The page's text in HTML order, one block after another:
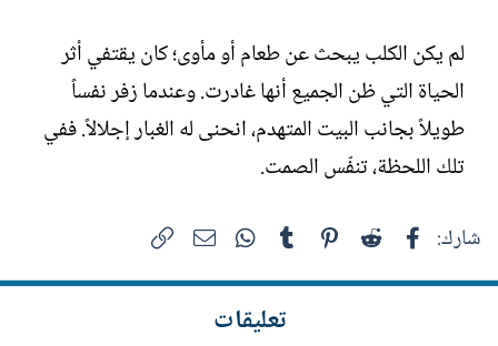
لم يكن الكلب يبحث عن طعام أو مأوى؛ كان يقتفي أثر
الحياة التي ظن الجميع أنها غادرت. وعندما زفر نفساً
طويلاً بجانب البيت المتهدم، انحنى له الغبار إجلالاً. ففي
تلك اللحظة، تنفّس الصمت.
شارك: فيسبوك Reddit
Pinterest
Tumblr
WhatsAppالبريد الإلكتروني
تعليقات